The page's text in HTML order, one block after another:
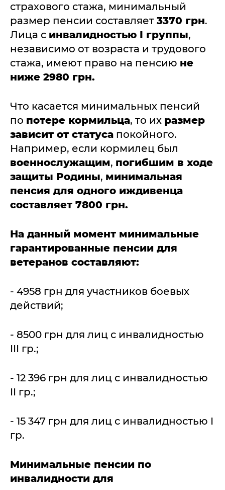
страхового стажа, минимальный
размер пенсии составляет 3370 грн.
Лица с инвалидностью I группы,
независимо от возраста и трудового
стажа, имеют право на пенсию не
ниже 2980 грн.
Что касается минимальных пенсий
по потере кормильца, то их размер
зависит от статуса покойного.
Например, если кормилец был
военнослужащим, погибшим в ходе
защиты Родины, минимальная
пенсия для одного иждивенца
составляет 7800 грн.
На данный момент минимальные
гарантированные пенсии для
ветеранов составляют:
- 4958 грн для участников боевых
действий;
- 8500 грн для лиц с инвалидностью
III гр.;
- 12 396 грн для лиц с инвалидностью
II гр.;
- 15 347 грн для лиц с инвалидностью I
гр.
Минимальные пенсии по
инвалидности для